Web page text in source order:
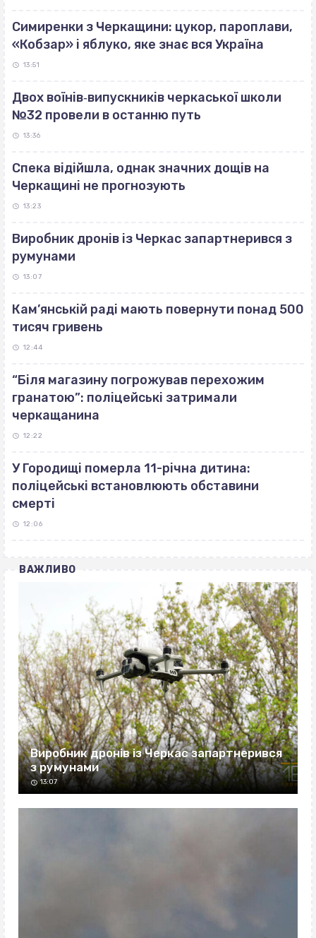
Симиренки з Черкащини: цукор, пароплави,
«Кобзар» і яблуко, яке знає вся Україна
13:51
Двох воїнів‐випускників черкаської школи
№32 провели в останню путь
13:36
Спека відійшла, однак значних дощів на
Черкащині не прогнозують
13:23
Виробник дронів із Черкас запартнерився з
румунами
13:07
Кам’янській раді мають повернути понад 500
тисяч гривень
12:44
“Біля магазину погрожував перехожим
гранатою”: поліцейські затримали
черкащанина
12:22
У Городищі померла 11-річна дитина:
поліцейські встановлюють обставини
смерті
12:06
ВАЖЛИВО
Виробник дронів із Черкас запартнерився
з румунами
13:07